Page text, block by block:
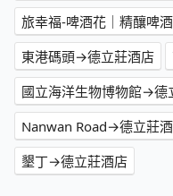
旅幸福-啤酒花｜精釀啤
東港碼頭→德立莊酒店
國立海洋生物博物館→德
Nanwan Road→德立莊
墾丁→德立莊酒店